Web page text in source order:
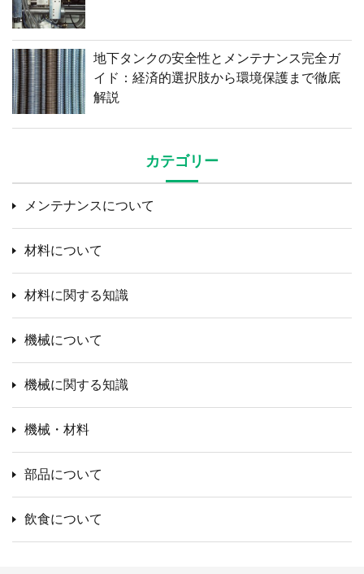
地下タンクの安全性とメンテナンス完全ガ
イド：経済的選択肢から環境保護まで徹底
解説
カテゴリー
メンテナンスについて
材料について
材料に関する知識
機械について
機械に関する知識
機械・材料
部品について
飲食について